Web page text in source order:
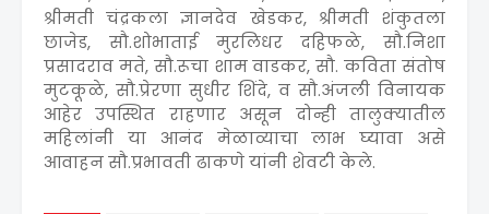
श्रीमती चंद्रकला ज्ञानदेव खेडकर, श्रीमती शंकुतला
छाजेड, सौ.शोभाताई मुरलिधर दहिफळे, सौ.निशा
प्रसादराव मते, सौ.रूचा शाम वाडकर, सौ. कविता संतोष
मुटकूळे, सौ.प्रेरणा सुधीर शिंदे, व सौ.अंजली विनायक
आहेर उपस्थित राहणार असून दोन्ही तालुक्यातील
महिलांनी या आनंद मेळाव्याचा लाभ घ्यावा असे
आवाहन सौ.प्रभावती ढाकणे यांनी शेवटी केले.